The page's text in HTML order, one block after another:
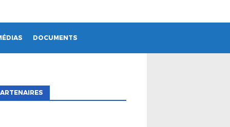
DOCUMENTS